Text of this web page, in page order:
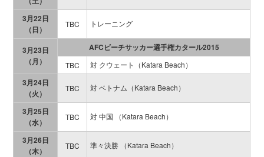
3月22日
（日）
TBC トレーニング
3月23日
（月）
AFCビーチサッカー選手権カタール2015
TBC 対 クウェート（Katara Beach）
3月24日
（火）
TBC 対 ベトナム（Katara Beach）
3月25日
（水）
TBC 対 中国 （Katara Beach）
3月26日
（木）
TBC 準々決勝 （Katara Beach）